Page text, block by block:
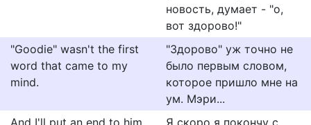
новость, думает - "о,
вот здорово!"
"Goodie" wasn't the first
word that came to my
mind.
"Здорово" уж точно не
было первым словом,
которое пришло мне на
ум. Мэри...
And I'll put an end to him
Я скоро я покончу с